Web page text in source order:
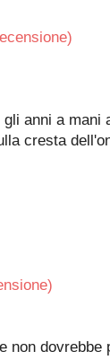
anni a mani
cresta
non dovrebbe